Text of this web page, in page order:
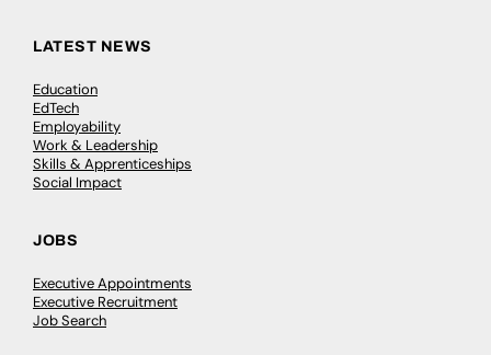
LATEST NEWS
Education
EdTech
Employability
Work & Leadership
Skills & Apprenticeships
Social Impact
JOBS
Executive Appointments
Executive Recruitment
Job Search